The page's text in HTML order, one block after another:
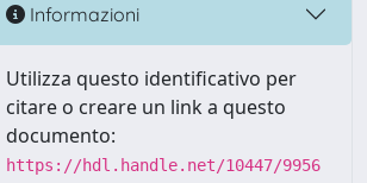
Informazioni
Utilizza questo identificativo per
citare o creare un link a questo
documento:
https://hdl.handle.net/10447/9956